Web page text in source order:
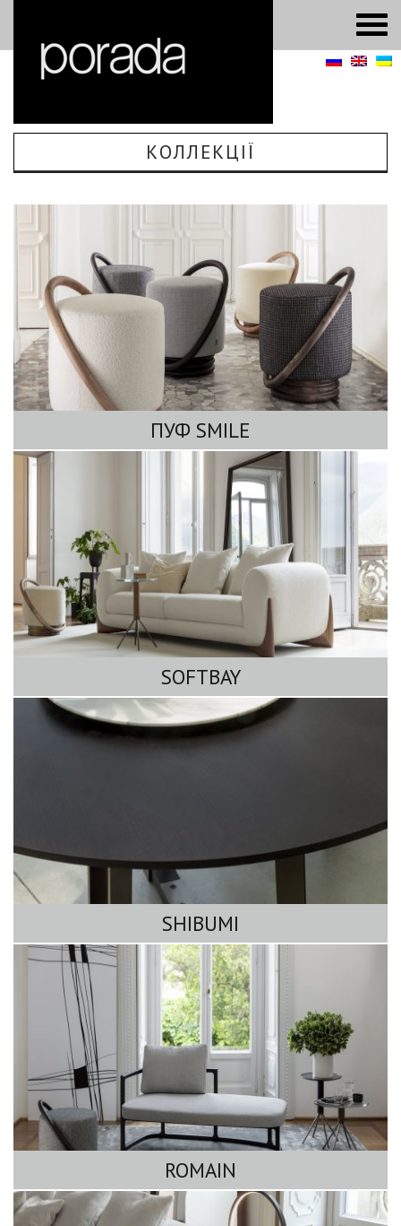
КОЛЛЕКЦІЇ
ПУФ SMILE
SOFTBAY
SHIBUMI
ROMAIN